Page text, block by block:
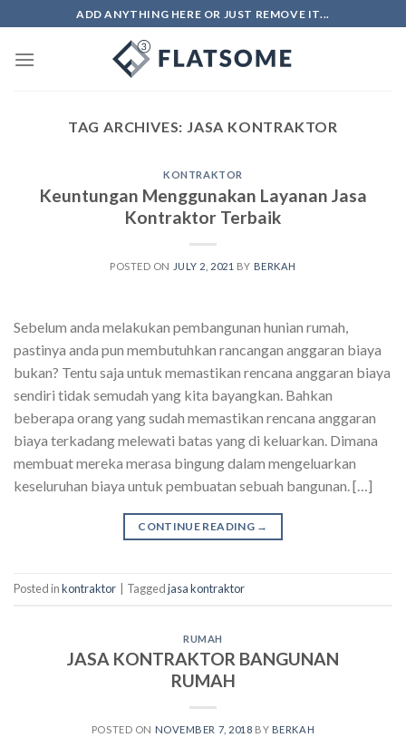
to
content
ADD ANYTHING HERE OR JUST REMOVE IT...
TAG ARCHIVES: JASA KONTRAKTOR
KONTRAKTOR
Keuntungan Menggunakan Layanan Jasa
Kontraktor Terbaik
POSTED ON JULY 2, 2021 BY BERKAH
Sebelum anda melakukan pembangunan hunian rumah,
pastinya anda pun membutuhkan rancangan anggaran biaya
bukan? Tentu saja untuk memastikan rencana anggaran biaya
sendiri tidak semudah yang kita bayangkan. Bahkan
beberapa orang yang sudah memastikan rencana anggaran
biaya terkadang melewati batas yang di keluarkan. Dimana
membuat mereka merasa bingung dalam mengeluarkan
keseluruhan biaya untuk pembuatan sebuah bangunan. […]
CONTINUE READING →
Posted inkontraktor Taggedjasa kontraktor
RUMAH
JASA KONTRAKTOR BANGUNAN
RUMAH
POSTED ON NOVEMBER 7, 2018 BY BERKAH